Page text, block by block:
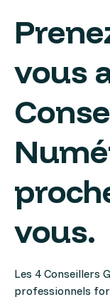
vous
vous.
Les 4 Conseillers
professionnels